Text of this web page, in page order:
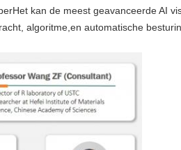
kan de meest geavanceerde AI
algoritme,en automatische